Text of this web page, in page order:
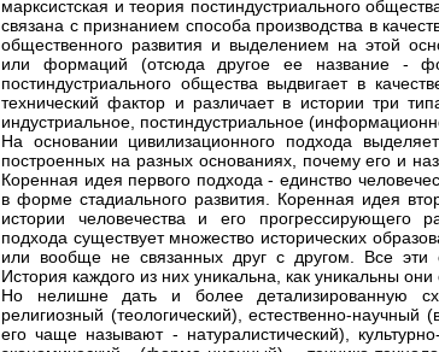
марксистская и теория постиндустриального
связана с признанием способа производства в
общественного развития и выделением на этой
или формаций (отсюда другое ее название -
постиндустриального общества выдвигает в
технический фактор и различает в истории три
индустриальное, постиндустриальное
На основании цивилизационного подхода
построенных на разных основаниях, почему его и
Коренная идея первого подхода - единство
в форме стадиального развития. Коренная идея
истории человечества и его прогрессирующего
подхода существует множество исторических
или вообще не связанных друг с другом. Все эти
История каждого из них уникальна, как уникальны они
Но нелишне дать и более детализированную
религиозный (теологический), естественно-научный
его чаще называют - натуралистический),